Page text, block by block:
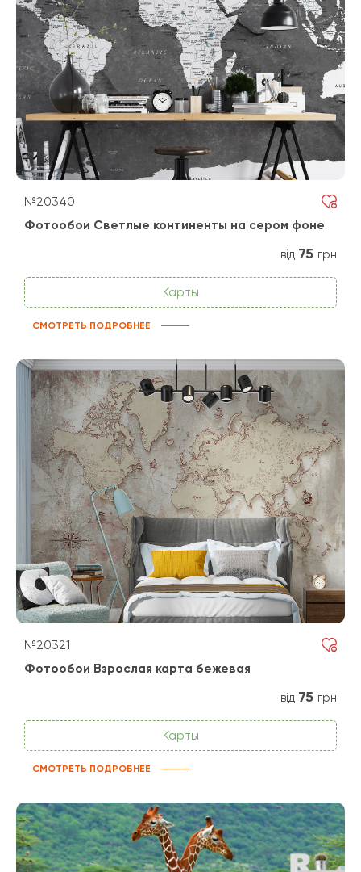
№20340
Фотообои Светлые континенты на сером фоне
від 75 грн
Карты
СМОТРЕТЬ ПОДРОБНЕЕ
№20321
Фотообои Взрослая карта бежевая
від 75 грн
Карты
СМОТРЕТЬ ПОДРОБНЕЕ